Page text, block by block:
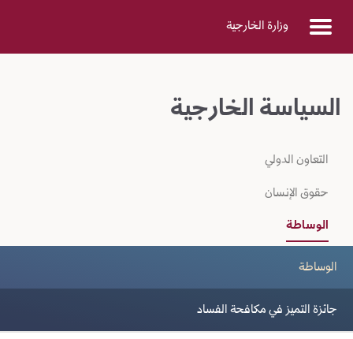
Skip to Main Contentوزارة الخارجية
السياسة الخارجية
التعاون الدولي
حقوق الإنسان
الوساطة
الوساطة
جائزة التميز في مكافحة الفساد